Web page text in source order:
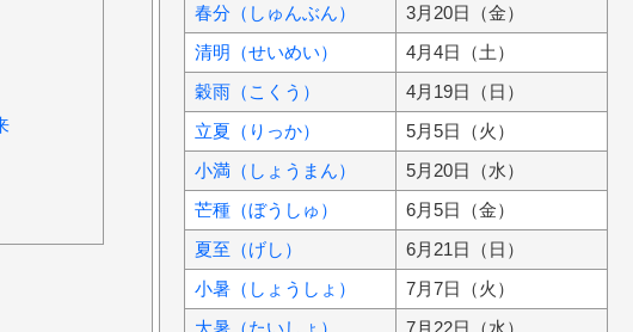
春分（しゅんぶん）
3月20日（金）
清明（せいめい）
4月4日（土）
穀雨（こくう）
4月19日（日）
立夏（りっか）
5月5日（火）
小満（しょうまん）
5月20日（水）
芒種（ぼうしゅ）
6月5日（金）
夏至（げし）
6月21日（日）
小暑（しょうしょ）
7月7日（火）
大暑（たいしょ）
7月22日（水）